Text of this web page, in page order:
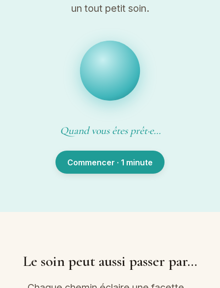
un tout petit soin.
Quand vous êtes prêt·e…
Commencer · 1 minute
Le soin peut aussi passer par…